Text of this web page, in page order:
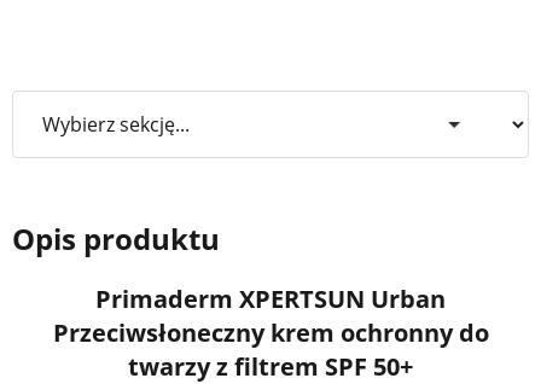
Opis produktu
Primaderm XPERTSUN Urban
Przeciwsłoneczny krem ochronny do
twarzy z filtrem SPF 50+